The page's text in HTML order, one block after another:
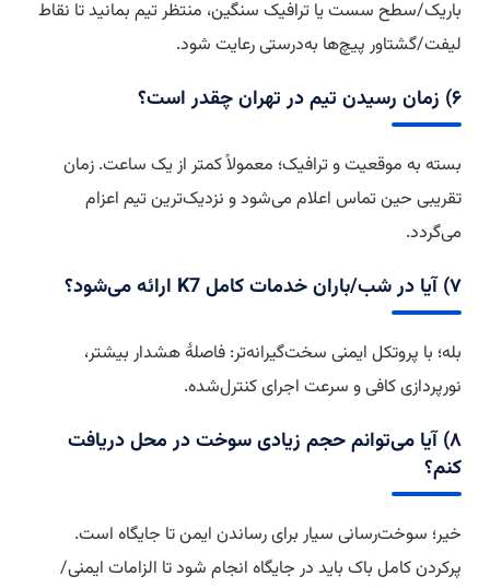
باریک/سطح سست یا ترافیک سنگین، منتظر تیم بمانید تا نقاط
لیفت/گشتاور پیچ‌ها به‌درستی رعایت شود.
۶) زمان رسیدن تیم در تهران چقدر است؟
بسته به موقعیت و ترافیک؛ معمولاً کمتر از یک ساعت. زمان
تقریبی حین تماس اعلام می‌شود و نزدیک‌ترین تیم اعزام
می‌گردد.
۷) آیا در شب/باران خدمات کامل K7 ارائه می‌شود؟
بله؛ با پروتکل ایمنی سخت‌گیرانه‌تر: فاصلهٔ هشدار بیشتر،
نورپردازی کافی و سرعت اجرای کنترل‌شده.
۸) آیا می‌توانم حجم زیادی سوخت در محل دریافت
کنم؟
خیر؛ سوخت‌رسانی سیار برای رساندن ایمن تا جایگاه است.
پرکردن کامل باک باید در جایگاه انجام شود تا الزامات ایمنی/